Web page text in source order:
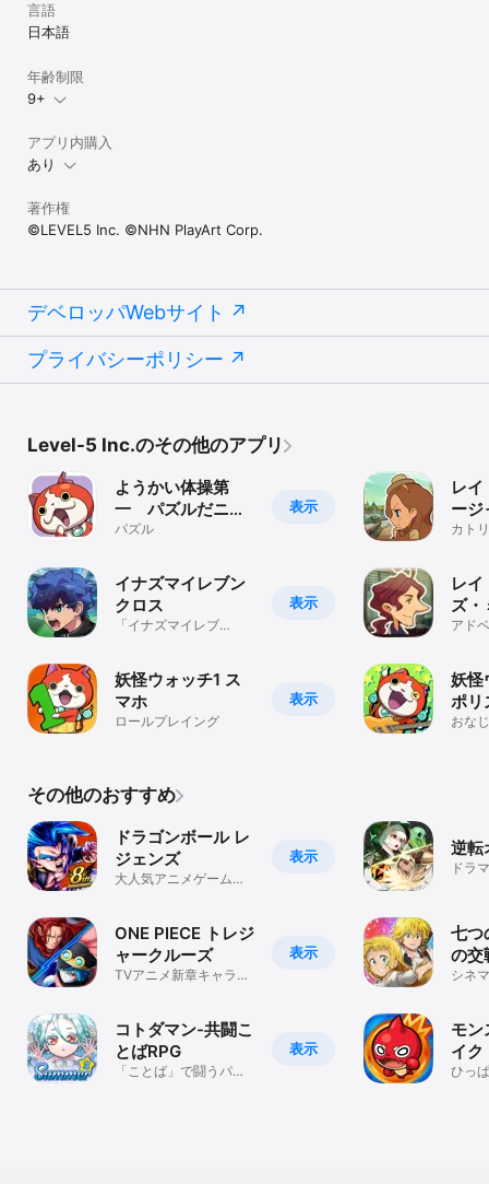
言語
日本語
年齢制限
9+
アプリ内購入
あり
著作権
©LEVEL5 Inc. ©NHN PlayArt Corp.
デベロッパWebサイト
プライバシーポリシー
Level-5 Inc.のその他のアプリ
表示
ようかい体操第
一 パズルだニャ
ン
パズル
表示
イナズマイレブン
クロス
「イナズマイレブ
表示
妖怪ウォッチ1 ス
マホ
ロールプレイング
レ
ージ
ータ
カト
レ
ズ
ー
アド
妖怪
ポリ
おな
その他のおすすめ
表示
ドラゴンボール レ
ジェンズ
大人気アニメゲームで
表示
ONE PIECE トレジ
ャークルーズ
TVアニメ新章キャラ登
表示
コトダマン-共闘こ
とばRPG
「ことば」で闘うパズ
逆転
ドラ
七つ
の交
シネ
モン
イク
ひっ